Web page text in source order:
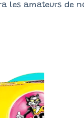
les amateurs de